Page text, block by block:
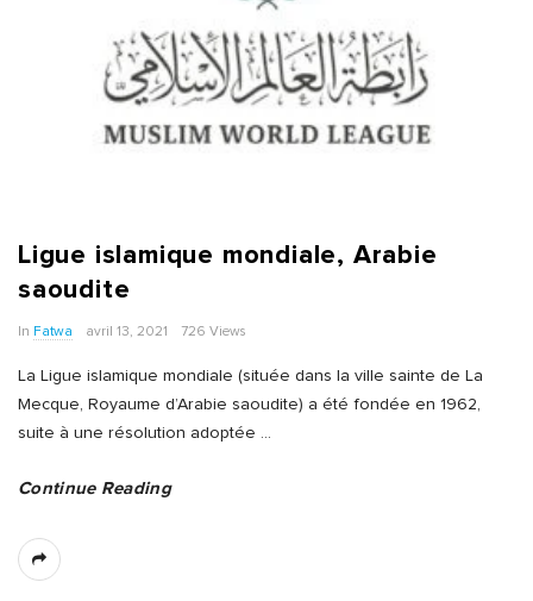
Ligue islamique mondiale, Arabie
saoudite
In Fatwa avril 13, 2021 726 Views
La Ligue islamique mondiale (située dans la ville sainte de La
Mecque, Royaume d’Arabie saoudite) a été fondée en 1962,
suite à une résolution adoptée
Continue Reading